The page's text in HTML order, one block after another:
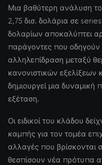
Μια βαθύτερη ανάλυση
2,75 δισ. δολάρια σε
δολαρίων αποκαλύπτει
παράγοντες που
αλληλεπίδραση μεταξύ
κανονιστικών
δημιουργεί μια δυναμική
εξέταση.
Οι ειδικοί του κλάδου
καμπής για τον τομέα
αλλαγές που βρίσκονται
θεσπίσουν νέα πρότυπα